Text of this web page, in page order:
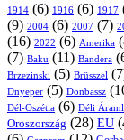
1914 (6) 1916 (6) 1917
(9) 2004 (6) 2007 (7)
(16) 2022 (6) Amerika
(7) Baku (11) Bandera
Brzezinski (5) Brüsszel
Dnyeper (5) Donbassz
Dél-Oszétia (6) Déli
Oroszország (28) EU